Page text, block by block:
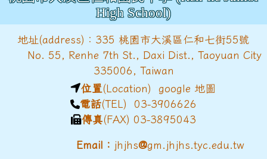
High School)
地址(address)：335 桃園市大溪區仁和七街55號
No. 55, Renhe 7th St., Daxi Dist., Taoyuan City
335006, Taiwan
位置(Location) google 地圖
電話(TEL) 03-3906626
傳真(FAX) 03-3895043
Email： jhjhs@gm.jhjhs.tyc.edu.tw